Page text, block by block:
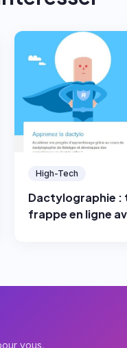
High-Tech
Dactylographie :
frappe en ligne
vous.